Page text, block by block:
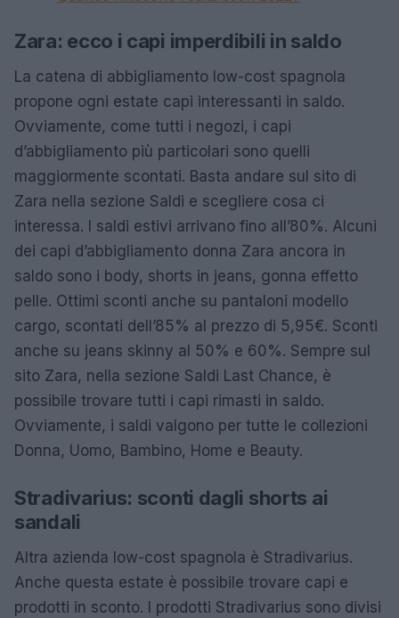
Zara: ecco i capi imperdibili in saldo
La catena di abbigliamento low-cost spagnola
propone ogni estate capi interessanti in saldo.
Ovviamente, come tutti i negozi, i capi
d’abbigliamento più particolari sono quelli
maggiormente scontati. Basta andare sul sito di
Zara nella sezione Saldi e scegliere cosa ci
interessa. I saldi estivi arrivano fino all’80%. Alcuni
dei capi d’abbigliamento donna Zara ancora in
saldo sono i body, shorts in jeans, gonna effetto
pelle. Ottimi sconti anche su pantaloni modello
cargo, scontati dell’85% al prezzo di 5,95€. Sconti
anche su jeans skinny al 50% e 60%. Sempre sul
sito Zara, nella sezione Saldi Last Chance, è
possibile trovare tutti i capi rimasti in saldo.
Ovviamente, i saldi valgono per tutte le collezioni
Donna, Uomo, Bambino, Home e Beauty.
Stradivarius: sconti dagli shorts ai
sandali
Altra azienda low-cost spagnola è Stradivarius.
Anche questa estate è possibile trovare capi e
prodotti in sconto. I prodotti Stradivarius sono divisi